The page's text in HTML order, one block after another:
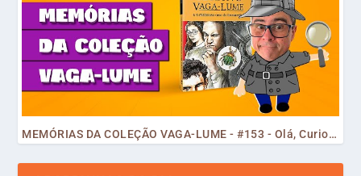
MEMÓRIAS DA COLEÇÃO VAGA-LUME - #153 - Olá, Curiosos! 2023